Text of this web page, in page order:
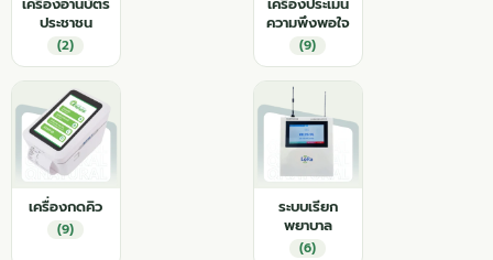
ประชาชน
(2)
ความพึงพอใจ
(9)
เครื่องกดคิว
(9)
ระบบเรียก
พยาบาล
(6)